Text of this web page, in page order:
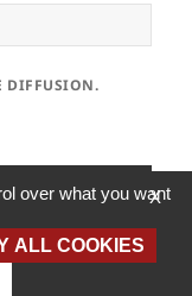
DIFFUSION.
X
over what you want
ALL COOKIES